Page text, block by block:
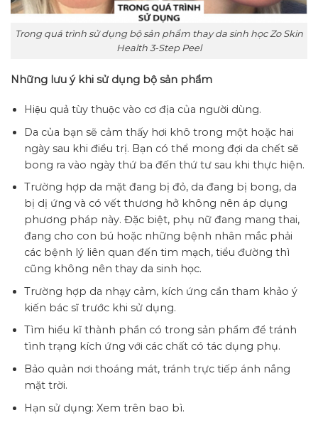
Trong quá trình sử dụng bộ sản phẩm thay da sinh học Zo Skin
Health 3-Step Peel
Những lưu ý khi sử dụng bộ sản phẩm
Hiệu quả tùy thuộc vào cơ địa của người dùng.
Da của bạn sẽ cảm thấy hơi khô trong một hoặc hai
ngày sau khi điều trị. Bạn có thể mong đợi da chết sẽ
bong ra vào ngày thứ ba đến thứ tư sau khi thực hiện.
Trường hợp da mặt đang bị đỏ, da đang bị bong, da
bị dị ứng và có vết thương hở không nên áp dụng
phương pháp này. Đặc biệt, phụ nữ đang mang thai,
đang cho con bú hoặc những bệnh nhân mắc phải
các bệnh lý liên quan đến tim mạch, tiểu đường thì
cũng không nên thay da sinh học.
Trường hợp da nhạy cảm, kích ứng cần tham khảo ý
kiến bác sĩ trước khi sử dụng.
Tìm hiểu kĩ thành phần có trong sản phẩm để tránh
tình trạng kích ứng với các chất có tác dụng phụ.
Bảo quản nơi thoáng mát, tránh trực tiếp ánh nắng
mặt trời.
Hạn sử dụng: Xem trên bao bì.